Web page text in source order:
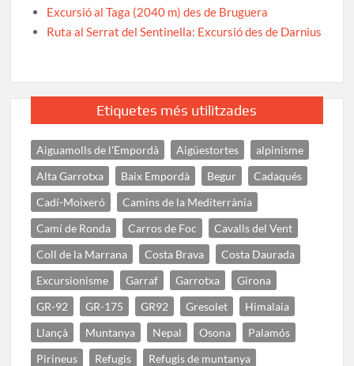
Excursió al Taga (2040 m) des de Bruguera
Ruta al Serrat del Sentinella: Excursió des de Darnius
Etiquetes més utilitzades
Aiguamolls de l'Empordà Aigüestortes
alpinisme
Alta Garrotxa
Baix Empordà Begur
Cadaqués
Cadí-Moixeró
Camins de la Mediterrània
Camí de Ronda
Carros de Foc
Cavalls del Vent
Coll de la Marrana
Costa Brava
Costa Daurada
Excursionisme
Garraf Garrotxa
Girona
GR-92
GR-175 GR92 Gresolet
Himalaia
Llançà
Muntanya Nepal Osona
Palamós
Pirineus
Refugis
Refugis de muntanya